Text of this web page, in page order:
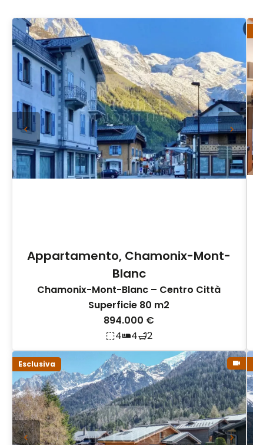
Appartamento, Chamonix-Mont-
Blanc
Chamonix-Mont-Blanc – Centro Città
Superficie 80 m2
894.000 €
4
4 2
Esclusiva